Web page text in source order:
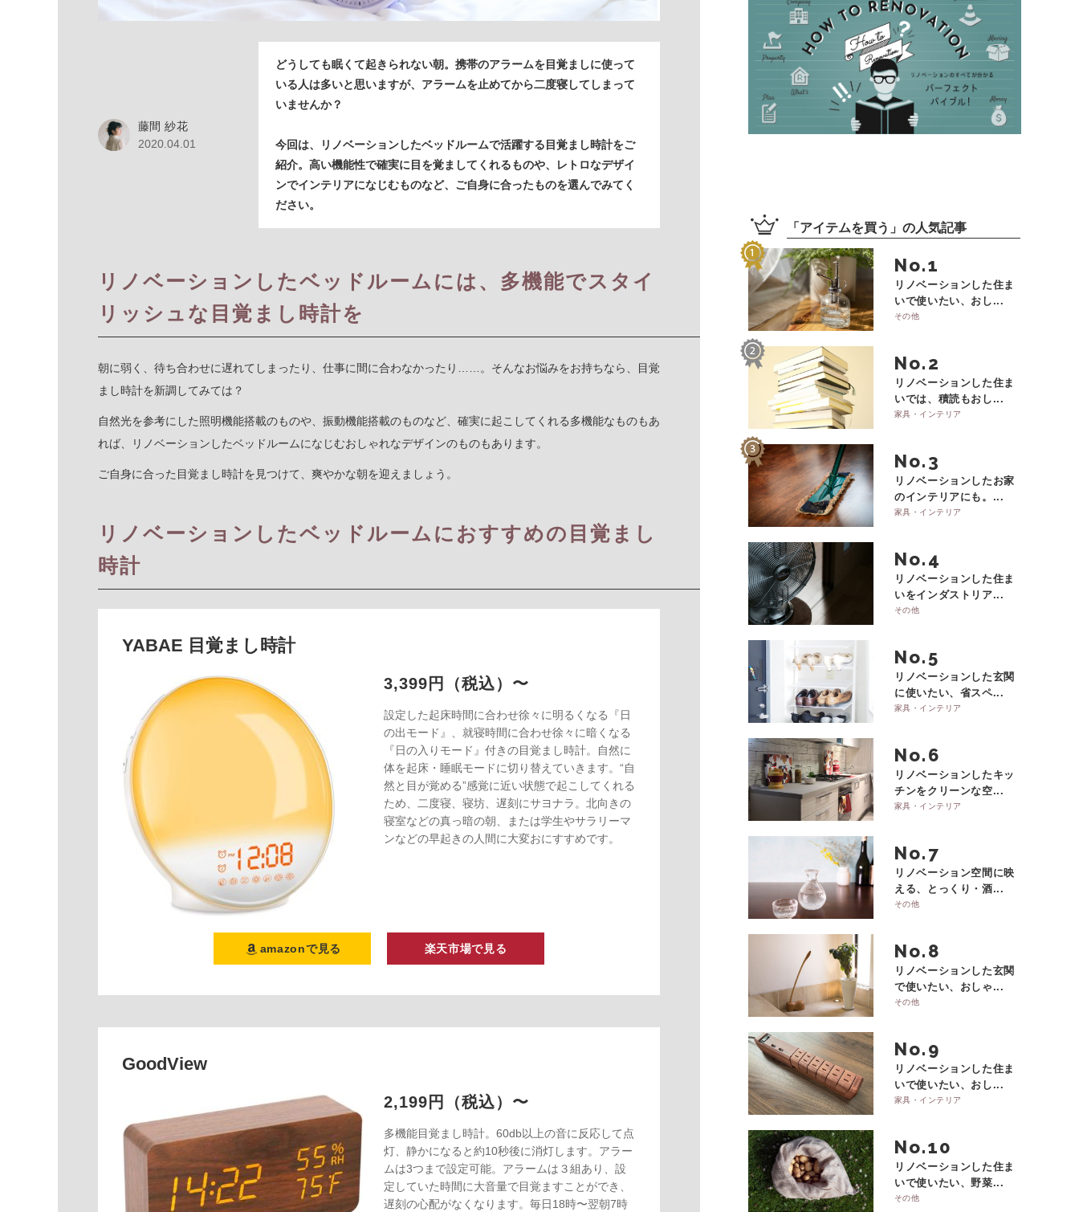
藤間 紗花
2020.04.01
どうしても眠くて起きられない朝。携帯のアラームを目覚ましに使って
いる人は多いと思いますが、アラームを止めてから二度寝してしまって
いませんか？
今回は、リノベーションしたベッドルームで活躍する目覚まし時計をご
紹介。高い機能性で確実に目を覚ましてくれるものや、レトロなデザイ
ンでインテリアになじむものなど、ご自身に合ったものを選んでみてく
ださい。
リノベーションしたベッドルームには、多機能でスタイ
リッシュな目覚まし時計を
朝に弱く、待ち合わせに遅れてしまったり、仕事に間に合わなかったり……。そんなお悩みをお持ちなら、目覚
まし時計を新調してみては？
自然光を参考にした照明機能搭載のものや、振動機能搭載のものなど、確実に起こしてくれる多機能なものもあ
れば、リノベーションしたベッドルームになじむおしゃれなデザインのものもあります。
ご自身に合った目覚まし時計を見つけて、爽やかな朝を迎えましょう。
リノベーションしたベッドルームにおすすめの目覚まし
時計
YABAE 目覚まし時計
3,399円（税込）〜
設定した起床時間に合わせ徐々に明るくなる『日
の出モード』、就寝時間に合わせ徐々に暗くなる
『日の入りモード』付きの目覚まし時計。自然に
体を起床・睡眠モードに切り替えていきます。“自
然と目が覚める”感覚に近い状態で起こしてくれる
ため、二度寝、寝坊、遅刻にサヨナラ。北向きの
寝室などの真っ暗の朝、または学生やサラリーマ
ンなどの早起きの人間に大変おにすすめです。
amazonで見る 楽天市場で見る
GoodView
2,199円（税込）〜
多機能目覚まし時計。60db以上の音に反応して点
灯、静かになると約10秒後に消灯します。アラー
ムは3つまで設定可能。アラームは３組あり、設
定していた時間に大音量で目覚ますことができ、
遅刻の心配がなくなります。毎日18時〜翌朝7時
「 アイテムを買う 」の人気記事
No.
リノベーションした住ま
いで使いたい、おし...
その他
No.
リノベーションした住ま
いでは、積読もおし...
家具・インテリア
No.
リノベーションしたお家
のインテリアにも。...
家具・インテリア
No.
リノベーションした住ま
いをインダストリア...
その他
No.
リノベーションした玄関
に使いたい、省スペ...
家具・インテリア
No.
リノベーションしたキッ
チンをクリーンな空...
家具・インテリア
No.
リノベーション空間に映
える、とっくり・酒...
その他
No.
リノベーションした玄関
で使いたい、おしゃ...
その他
No.
リノベーションした住ま
いで使いたい、おし...
家具・インテリア
No.
リノベーションした住ま
いで使いたい、野菜...
その他